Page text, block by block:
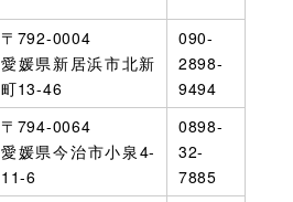
〒792-0004
愛媛県新居浜市北新
町13-46
090-
2898-
9494
〒794-0064
愛媛県今治市小泉4-
11-6
0898-
32-
7885